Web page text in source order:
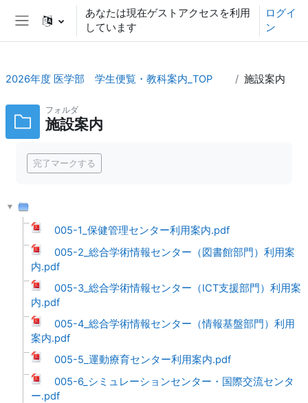
メインコンテンツへスキップする
サイドパネル
あなたは現在ゲストアクセスを利用
しています
ログイ
ン
2026年度 医学部 学生便覧・教科案内_TOP 施設案内
フォルダ
施設案内
完了マークする
005-1_保健管理センター利用案内.pdf
005-2_総合学術情報センター（図書館部門）利用案
内.pdf
005-3_総合学術情報センター（ICT支援部門）利用案
内.pdf
005-4_総合学術情報センター（情報基盤部門）利用
案内.pdf
005-5_運動療育センター利用案内.pdf
005-6_シミュレーションセンター・国際交流センタ
ー.pdf